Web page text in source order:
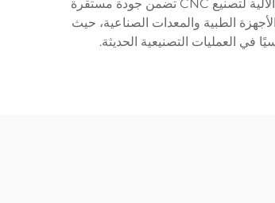
المكونات من مجموعة واسعة من المواد، بما في ذلك المعادن، والبلاستيك، والمركبات، مما يجعلها متعددة الاستخدام لتطبيقات مختلفة. الطبيعة الآلية لتصنيع CNC تضمن جودة مستقرة
الطبية والمعدات الصناعية، حيث